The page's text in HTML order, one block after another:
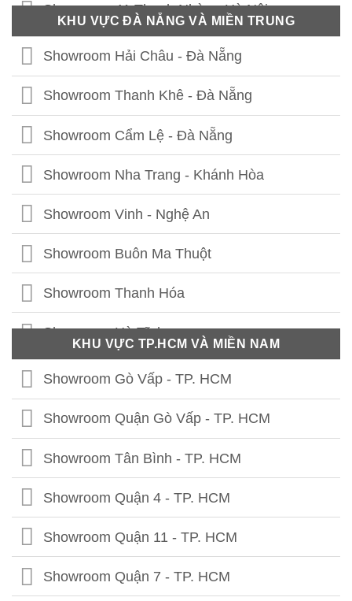
Showroom 41 Thanh Nhàn - Hà Nội
Showroom Thái Thịnh - Hà Nội
Showroom Lê Chân - Hải Phòng
Showroom Hạ Long - Quảng Ninh
Showroom Bắc Ninh
Showroom Hưng Yên
Showroom Thái Bình
Showroom Vĩnh Phúc
Showroom Thái Nguyên
Showroom Phú Thọ
Showroom Tuyên Quang
Showroom Hà Giang
Showroom Cao Bằng
Showroom Lạng Sơn
Showroom Bắc Kạn
KHU VỰC ĐÀ NẴNG VÀ MIỀN TRUNG
Showroom Hải Châu - Đà Nẵng
Showroom Thanh Khê - Đà Nẵng
Showroom Cẩm Lệ - Đà Nẵng
Showroom Nha Trang - Khánh Hòa
Showroom Vinh - Nghệ An
Showroom Buôn Ma Thuột
Showroom Thanh Hóa
Showroom Hà Tĩnh
Showroom Quảng Bình
Showroom Quảng Trị
Showroom Thừa Thiên Huế
Showroom Quảng Nam
Showroom Quảng Ngãi
Showroom Bình Định
KHU VỰC TP.HCM VÀ MIỀN NAM
Showroom Gò Vấp - TP. HCM
Showroom Quận Gò Vấp - TP. HCM
Showroom Tân Bình - TP. HCM
Showroom Quận 4 - TP. HCM
Showroom Quận 11 - TP. HCM
Showroom Quận 7 - TP. HCM